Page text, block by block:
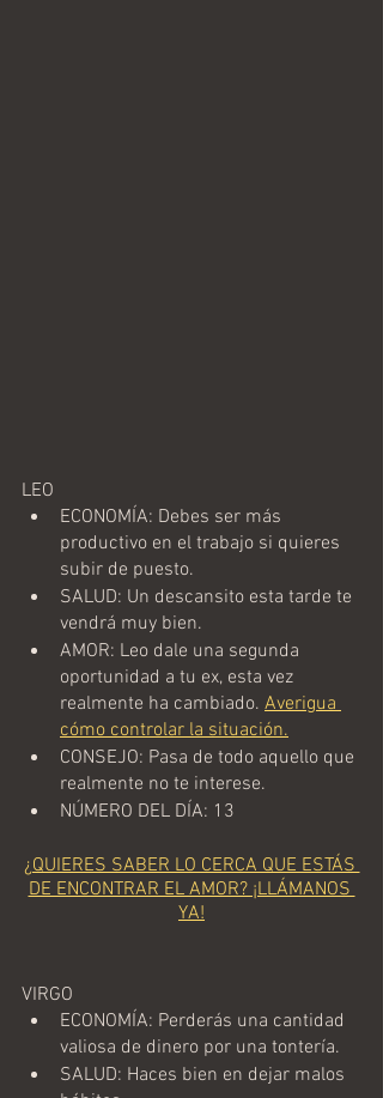
LEO
ECONOMÍA: Debes ser más
productivo en el trabajo si quieres
subir de puesto.
SALUD: Un descansito esta tarde te
vendrá muy bien.
AMOR: Leo dale una segunda
oportunidad a tu ex, esta vez
realmente ha cambiado. Averigua
cómo controlar la situación.
CONSEJO: Pasa de todo aquello que
realmente no te interese.
NÚMERO DEL DÍA: 13
¿QUIERES SABER LO CERCA QUE ESTÁS
DE ENCONTRAR EL AMOR? ¡LLÁMANOS
YA!
VIRGO
ECONOMÍA: Perderás una cantidad
valiosa de dinero por una tontería.
SALUD: Haces bien en dejar malos